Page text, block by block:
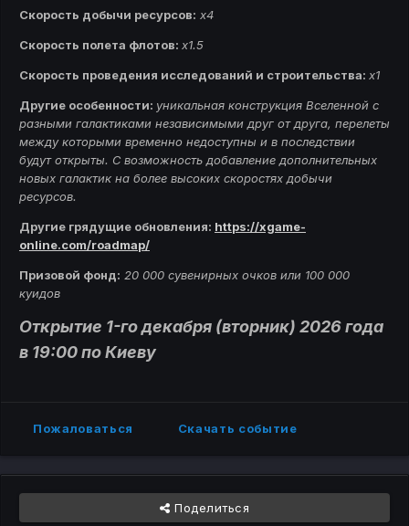
Скорость добычи ресурсов: х4
Скорость полета флотов: х1.5
Скорость проведения исследований и строительства: x1
Другие особенности: уникальная конструкция Вселенной с
разными галактиками независимыми друг от друга, перелеты
между которыми временно недоступны и в последствии
будут открыты. С возможность добавление дополнительных
новых галактик на более высоких скоростях добычи
ресурсов.
Другие грядущие обновления: https://xgame-
online.com/roadmap/
Призовой фонд: 20 000 сувенирных очков или 100 000
куидов
Открытие 1-го декабря (вторник) 2026 года
в 19:00 по Киеву
Пожаловаться Скачать событие
Поделиться